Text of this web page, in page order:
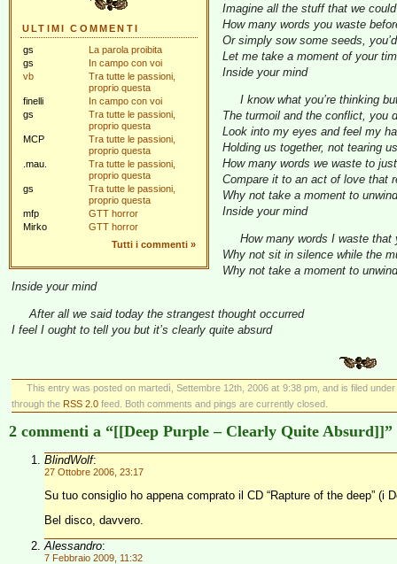
ULTIMI COMMENTI
gs
La parola proibita
gs
In campo con voi
vb
Tra tutte le passioni,
proprio questa
finelli
In campo con voi
gs
Tra tutte le passioni,
proprio questa
MCP
Tra tutte le passioni,
proprio questa
.mau.
Tra tutte le passioni,
proprio questa
gs
Tra tutte le passioni,
proprio questa
mfp
GTT horror
Mirko
GTT horror
Tutti i commenti »
Imagine all the stuff that we
How many words you waste
Or simply sow some seeds,
Let me take a moment of your
Inside your mind
I know what you’re thinking
The turmoil and the conflict, you
Look into my eyes and feel my
Holding us together, not tearing
How many words we waste to
Compare it to an act of love that
Why not take a moment to unwind
Inside your mind
How many words I waste that
Why not sit in silence while the
Why not take a moment to unwind
Inside your mind
After all we said today the strangest thought occurred
I feel I ought to tell you but it’s clearly quite absurd
This entry was posted on martedì, Settembre 12th, 2006 at 9:38 pm, and is filed
through the RSS 2.0 feed. Both comments and pings are currently closed.
2 commenti a “[[Deep Purple – Clearly Quite Absurd]]”
BlindWolf:
27 Ottobre 2006, 23:17
Su tuo consiglio ho appena comprato il CD “Rapture of the deep” (i
Bel disco, davvero.
Alessandro:
7 Febbraio 2009, 11:32